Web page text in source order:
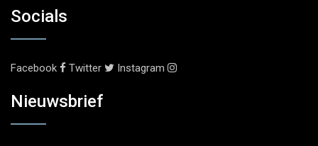
Socials
Facebook Twitter Instagram
Nieuwsbrief